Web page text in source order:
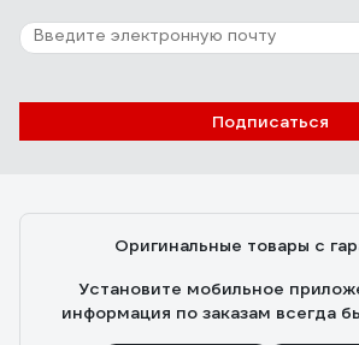
Подписаться
Оригинальные товары с
Установите мобильное
информация по заказам всегда